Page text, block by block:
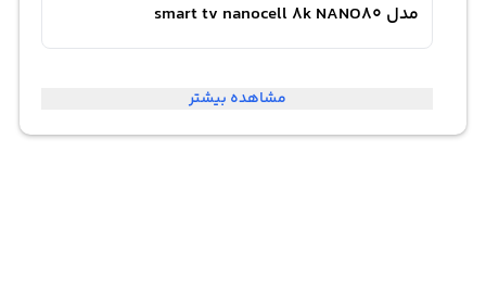
مدل smart tv nanocell 8k NANO80
تلویزیون ال‌جی NanoCell مدل Smart TV NanoCell 8K
NANO80 در سال 2023 با ویژگی‌های هوش مصنوعی پیشرفته
مشاهده بیشتر